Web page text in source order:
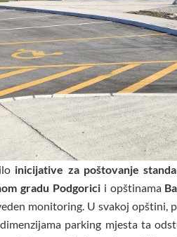
inicijative za poštovanje
gradu Podgoricii opštinama
monitoring. U svakoj opštini,
parking mjesta ta